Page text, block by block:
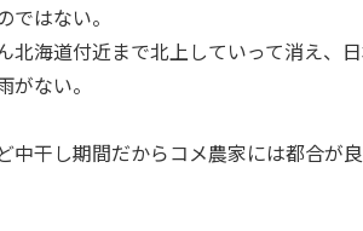
はない。
海道付近まで北上していって消え、
ない。
中干し期間だからコメ農家には都合が